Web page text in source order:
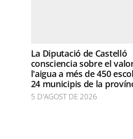
La Diputació de Castelló
consciencia sobre el
l'aigua a més de 450
24 municipis de la
5 D'AGOST DE 2026